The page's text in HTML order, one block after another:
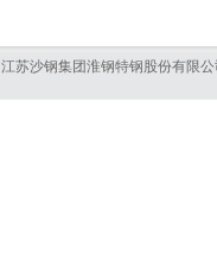
江苏沙钢集团淮钢特钢股份有限